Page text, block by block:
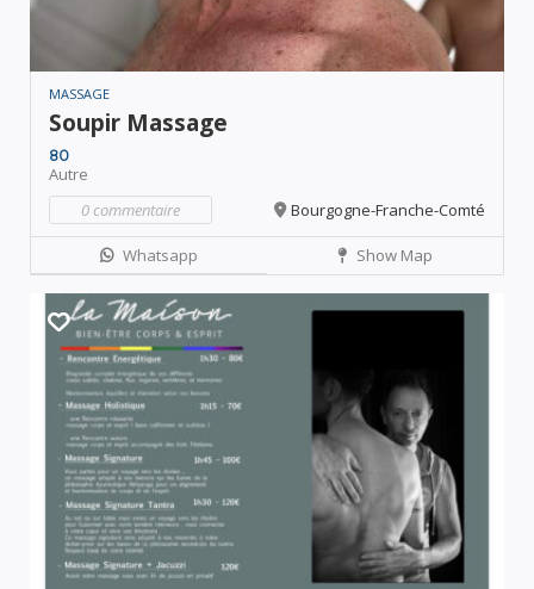
MASSAGE
Soupir Massage
80
Autre
0 commentaire
Bourgogne-Franche-Comté
Whatsapp Show Map